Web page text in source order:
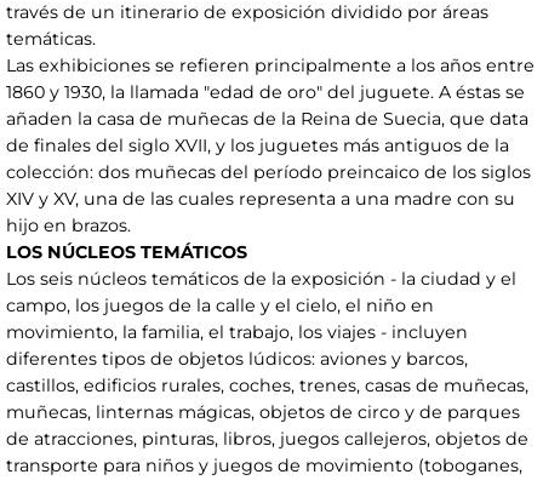
través de un itinerario de exposición dividido por áreas
temáticas.
Las exhibiciones se refieren principalmente a los años entre
1860 y 1930, la llamada "edad de oro" del juguete. A éstas se
añaden la casa de muñecas de la Reina de Suecia, que data
de finales del siglo XVII, y los juguetes más antiguos de la
colección: dos muñecas del período preincaico de los siglos
XIV y XV, una de las cuales representa a una madre con su
hijo en brazos.
LOS NÚCLEOS TEMÁTICOS
Los seis núcleos temáticos de la exposición - la ciudad y el
campo, los juegos de la calle y el cielo, el niño en
movimiento, la familia, el trabajo, los viajes - incluyen
diferentes tipos de objetos lúdicos: aviones y barcos,
castillos, edificios rurales, coches, trenes, casas de muñecas,
muñecas, linternas mágicas, objetos de circo y de parques
de atracciones, pinturas, libros, juegos callejeros, objetos de
transporte para niños y juegos de movimiento (toboganes,